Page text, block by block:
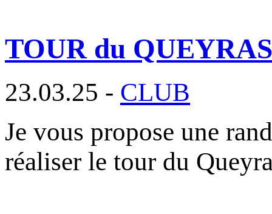
TOUR du
23.03.25 - CLUB
Je vous propose une
réaliser le tour du